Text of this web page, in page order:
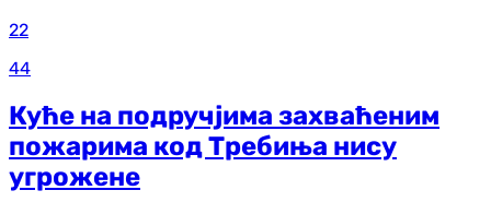
22
44
Куће на подручјима захваћеним
пожарима код Требиња нису
угрожене